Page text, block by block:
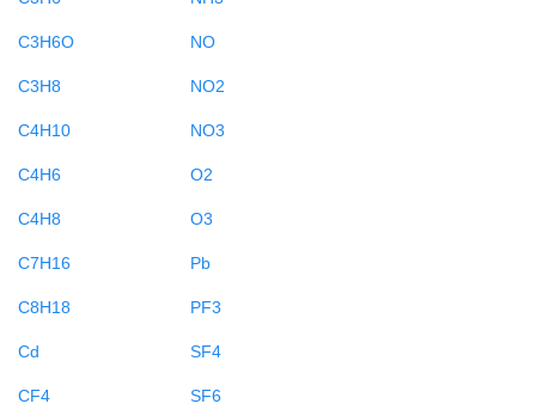
C3H6O
C3H8
C4H10
C4H6
C4H8
C7H16
C8H18
Cd
CF4
NO
NO2
NO3
O2
O3
Pb
PF3
SF4
SF6